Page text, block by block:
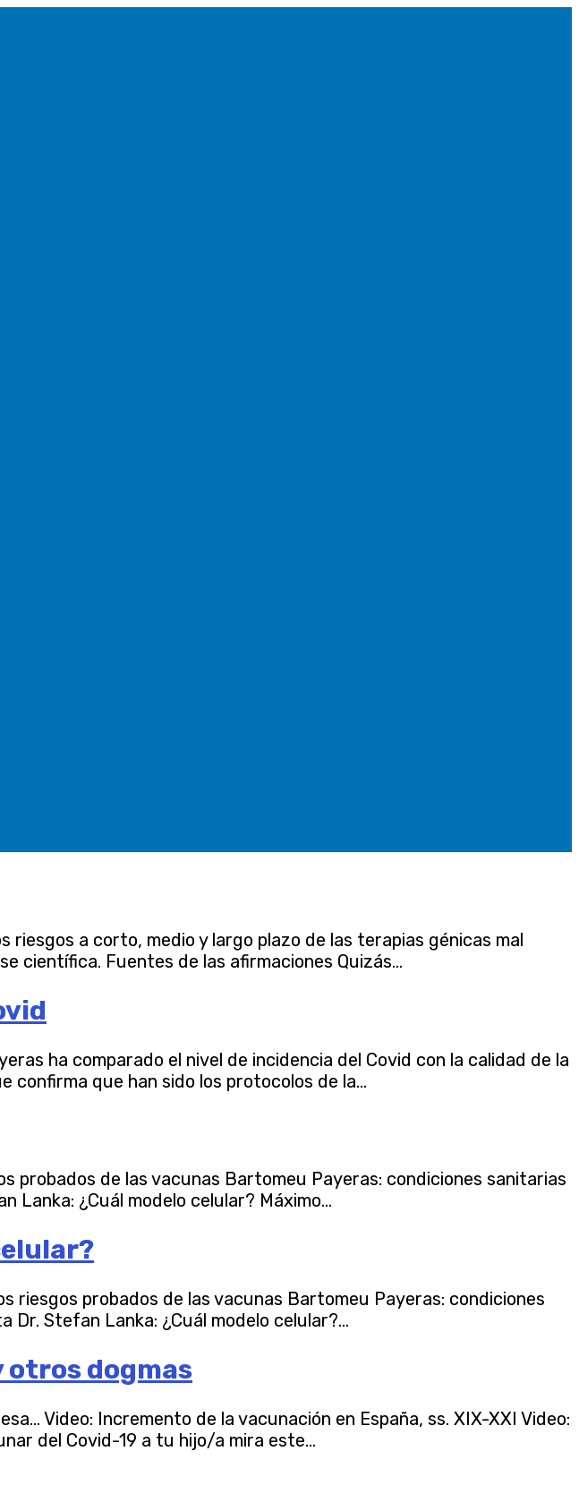
a corto, medio y largo plazo de las terapias génicas mal
científica. Fuentes de las afirmaciones Quizás...
ha comparado el nivel de incidencia del Covid con la calidad de la
que han sido los protocolos de la...
probados de las vacunas Bartomeu Payeras: condiciones sanitarias
Lanka: ¿Cuál modelo celular? Máximo...
riesgos probados de las vacunas Bartomeu Payeras: condiciones
Dr. Stefan Lanka: ¿Cuál modelo celular?...
otros dogmas
Video: Incremento de la vacunación en España, ss. XIX-XXI Video:
del Covid-19 a tu hijo/a mira este...